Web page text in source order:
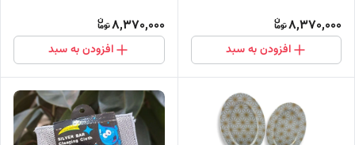
8,370,000
افزودن به سبد
8,370,000
افزودن به سبد